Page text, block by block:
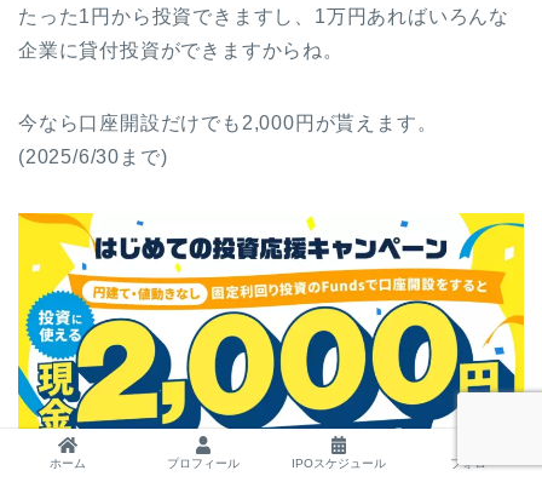
たった1円から投資できますし、1万円あればいろんな
企業に貸付投資ができますからね。
今なら口座開設だけでも2,000円が貰えます。
(2025/6/30まで)
ホーム プロフィール IPOスケジュール フォロー